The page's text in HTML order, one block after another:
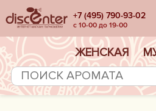
+7 (495) 790-93-02
с 10-00 до 19-00
ЖЕНСКАЯ